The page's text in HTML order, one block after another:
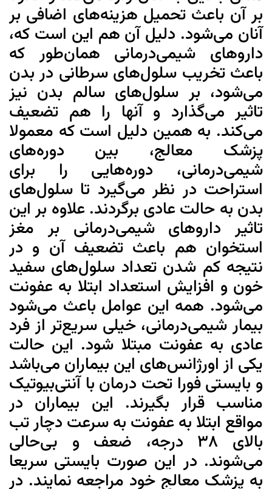
بر آن باعث تحمیل هزینه‌های اضافی بر
آنان می‌شود. دلیل آن هم این است که،
داروهای شیمی‌درمانی همان‌طور که
باعث تخریب سلول‌های سرطانی در بدن
می‌شود، بر سلول‌های سالم بدن نیز
تاثیر می‌گذارد و آنها را هم تضعیف
می‌کند. به همین دلیل است که معمولا
پزشک معالج، بین دوره‌های
شیمی‌درمانی، دوره‌هایی را برای
استراحت در نظر می‌گیرد تا سلول‌های
بدن به حالت عادی برگردند. علاوه بر این
تاثیر داروهای شیمی‌درمانی بر مغز
استخوان هم باعث تضعیف آن و در
نتیجه کم شدن تعداد سلول‌های سفید
خون و افزایش استعداد ابتلا به عفونت
می‌شود. همه این عوامل باعث می‌شود
بیمار شیمی‌درمانی، خیلی سریع‌تر از فرد
عادی به عفونت مبتلا شود. این حالت
یکی از اورژانس‌های این بیماران می‌باشد
و بایستی فورا تحت درمان با آنتی‌بیوتیک
مناسب قرار بگیرند. این بیماران در
مواقع ابتلا به عفونت به سرعت دچار تب
بالای ۳۸ درجه، ضعف و بی‌حالی
می‌شوند. در این صورت بایستی سریعا
به پزشک معالج خود مراجعه نمایند. در